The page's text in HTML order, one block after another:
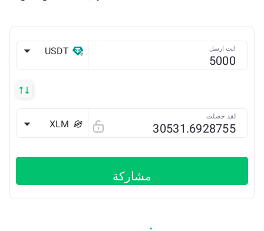
انت ارسل USDT
لقد حصلت
XLM
مشاركة